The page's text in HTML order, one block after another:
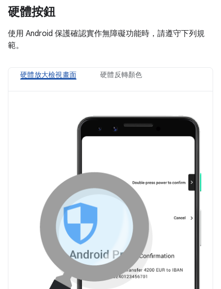
硬體按鈕
使用 Android 保護確認實作無障礙功能時，請遵守下列規
範。
硬體放大檢視畫面 硬體反轉顏色